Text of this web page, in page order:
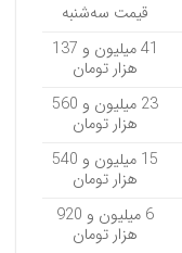
قیمت سه‌شنبه
41 میلیون و 137
هزار تومان
23 میلیون و 560
هزار تومان
15 میلیون و 540
هزار تومان
6 میلیون و 920
هزار تومان